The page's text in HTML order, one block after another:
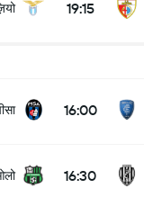
19:15
16:00
16:30